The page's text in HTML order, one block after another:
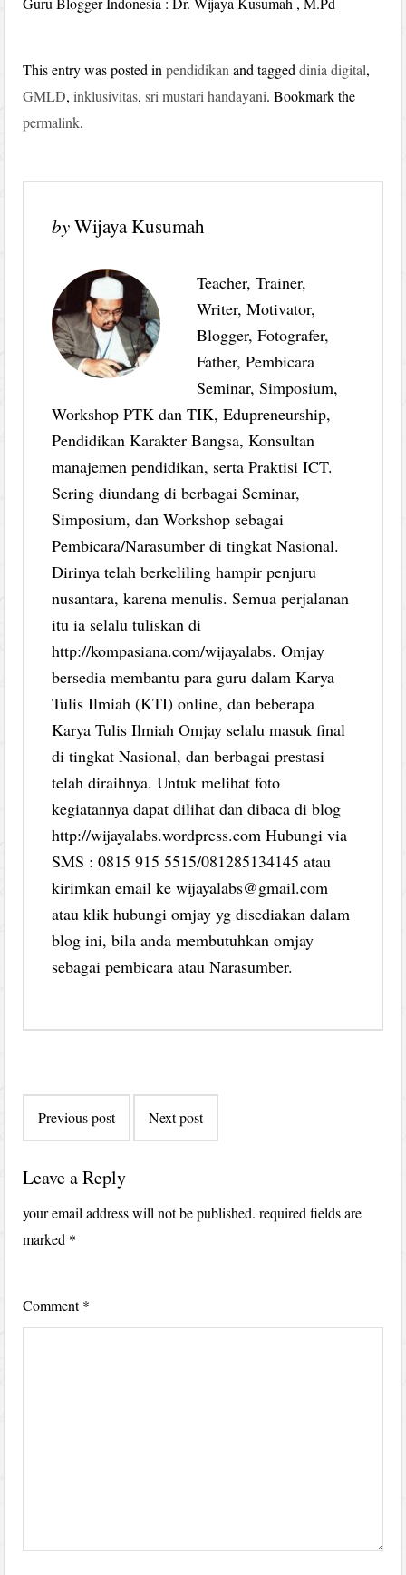
This entry was posted inpendidikan and taggeddinia digital,
GMLD,inklusivitas,sri mustari handayani. Bookmark the
permalink.
byWijaya Kusumah
Teacher, Trainer,
Writer, Motivator,
Blogger, Fotografer,
Father, Pembicara
Seminar, Simposium,
Workshop PTK dan TIK, Edupreneurship,
Pendidikan Karakter Bangsa, Konsultan
manajemen pendidikan, serta Praktisi ICT.
Sering diundang di berbagai Seminar,
Simposium, dan Workshop sebagai
Pembicara/Narasumber di tingkat Nasional.
Dirinya telah berkeliling hampir penjuru
nusantara, karena menulis. Semua perjalanan
itu ia selalu tuliskan di
http://kompasiana.com/wijayalabs. Omjay
bersedia membantu para guru dalam Karya
Tulis Ilmiah (KTI) online, dan beberapa
Karya Tulis Ilmiah Omjay selalu masuk final
di tingkat Nasional, dan berbagai prestasi
telah diraihnya. Untuk melihat foto
kegiatannya dapat dilihat dan dibaca di blog
http://wijayalabs.wordpress.com Hubungi via
SMS : 0815 915 5515/081285134145 atau
kirimkan email ke wijayalabs@gmail.com
atau klik hubungi omjay yg disediakan dalam
blog ini, bila anda membutuhkan omjay
sebagai pembicara atau Narasumber.
navigation
Previous post Next post
Leave a Reply
your email address will not be published. required fields are
marked *
Comment*